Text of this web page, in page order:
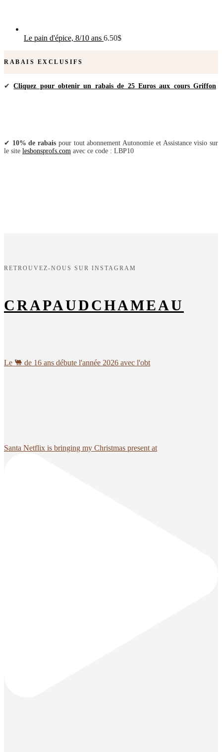
Le pain d'épice, 8/10 ans 6.50$
RABAIS EXCLUSIFS
✔Cliquez pour obtenir un rabais de 25 Euros aux cours Griffon
✔ 10% de rabais pour tout abonnement Autonomie et Assistance visio sur
le site lesbonsprofs.com avec ce code : LBP10
RETROUVEZ-NOUS SUR INSTAGRAM
CRAPAUDCHAMEAU
Le 🐫 de 16 ans débute l'année 2026 avec l'obt
Santa Netflix is bringing my Christmas present at